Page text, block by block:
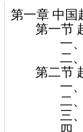
第一章 中国
第一节 超
一、超
二、超
第二节 超
一、行
二、行
三、主